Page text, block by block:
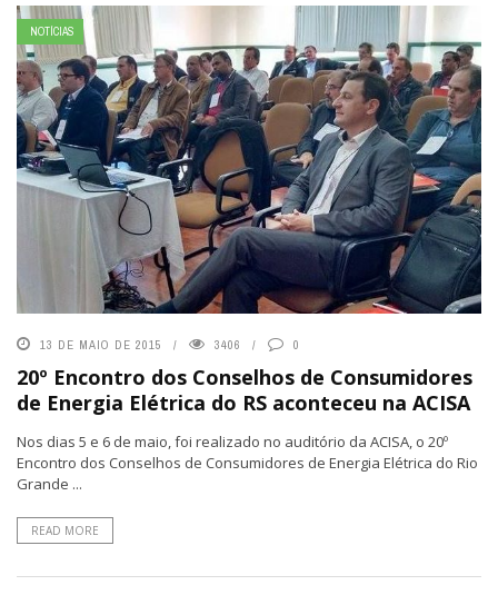
NOTÍCIAS
13 DE MAIO DE 2015 3406 0
20º Encontro dos Conselhos de Consumidores
de Energia Elétrica do RS aconteceu na ACISA
Nos dias 5 e 6 de maio, foi realizado no auditório da ACISA, o 20º
Encontro dos Conselhos de Consumidores de Energia Elétrica do Rio
Grande ...
READ MORE